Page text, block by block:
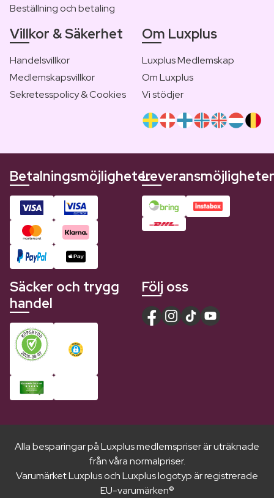
Beställning och betaling
Villkor & Säkerhet
Handelsvillkor
Medlemskapsvillkor
Sekretesspolicy & Cookies
Om Luxplus
Luxplus Medlemskap
Om Luxplus
Vi stödjer
BetalningsmöjligheterLeveransmöjligheter
Säcker och trygg
handel
Följ oss
Alla besparingar på Luxplus medlemspriser är uträknade
från våra normalpriser.
Varumärket Luxplus och Luxplus logotyp är registrerade
EU-varumärken®